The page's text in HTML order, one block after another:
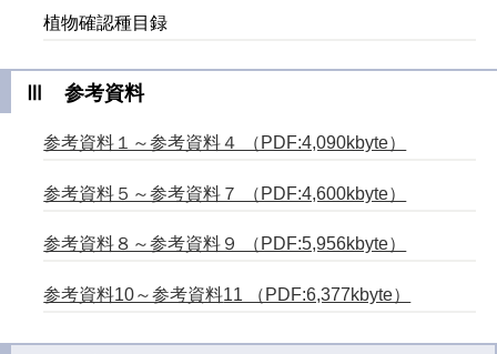
植物確認種目録
Ⅲ 参考資料
参考資料１～参考資料４ （PDF:4,090kbyte）
参考資料５～参考資料７ （PDF:4,600kbyte）
参考資料８～参考資料９ （PDF:5,956kbyte）
参考資料10～参考資料11 （PDF:6,377kbyte）